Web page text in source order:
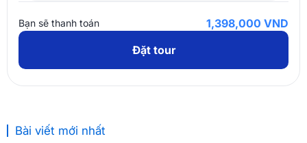
nhà hàng, khách sạn. Đối với thức uống khi mang vào phải
có sự đồng ý của nhà hàng, khách sạn và bị tính phí nếu có.
phòng Vietnam Booking để làm thủ tục hủy/ chuyển tour.
Các trường hợp chuyển/ đổi dịch vụ/ tour:
cứ xem xét tình hình thực tế để tính phí và có mức hỗ
trợ Quý khách hàng.
phí hủy tour/ dịch vụ theo quy định của Vietnam
Bạn sẽ thanh toán
1,398,000 VND
Đặt tour
Bài viết mới nhất